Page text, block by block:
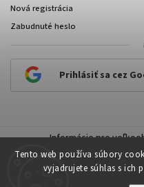
Tento web používa súbory
vyjadrujete súhlas s ich
Nová registrácia
Zabudnuté heslo
Prihlásiť sa cez
Informácie pre